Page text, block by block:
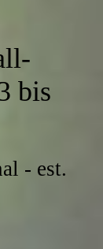
bis
- est.